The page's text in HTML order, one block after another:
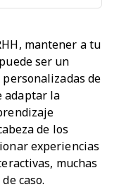
mantener a tu
ser un
personalizadas de
adaptar la
de los
experiencias
muchas
caso.